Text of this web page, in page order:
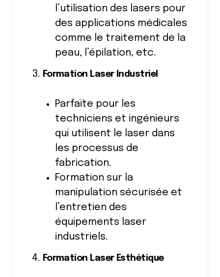
l’utilisation des lasers pour
des applications médicales
comme le traitement de la
peau, l’épilation, etc.
Formation Laser Industriel
Parfaite pour les
techniciens et ingénieurs
qui utilisent le laser dans
les processus de
fabrication.
Formation sur la
manipulation sécurisée et
l’entretien des
équipements laser
industriels.
Formation Laser Esthétique